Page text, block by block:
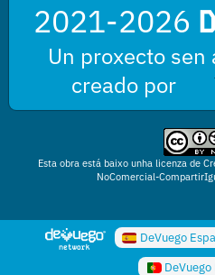
2021-2026
Un proxecto
creado por
Esta obra está baixo unha licenza de
NoComercial-
DeVuego
DeVuego